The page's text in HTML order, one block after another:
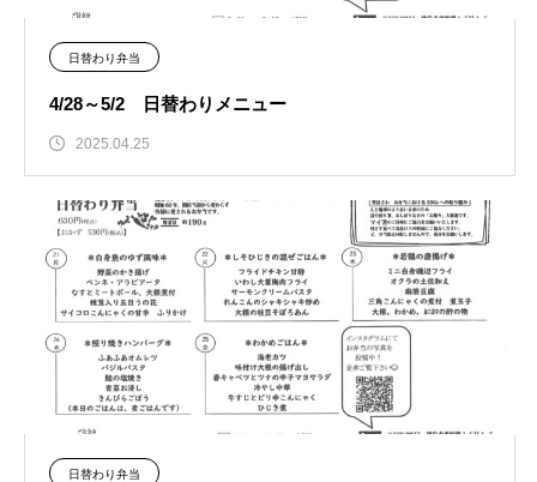
日替わり弁当
4/28～5/2 日替わりメニュー
2025.04.25
日替わり弁当